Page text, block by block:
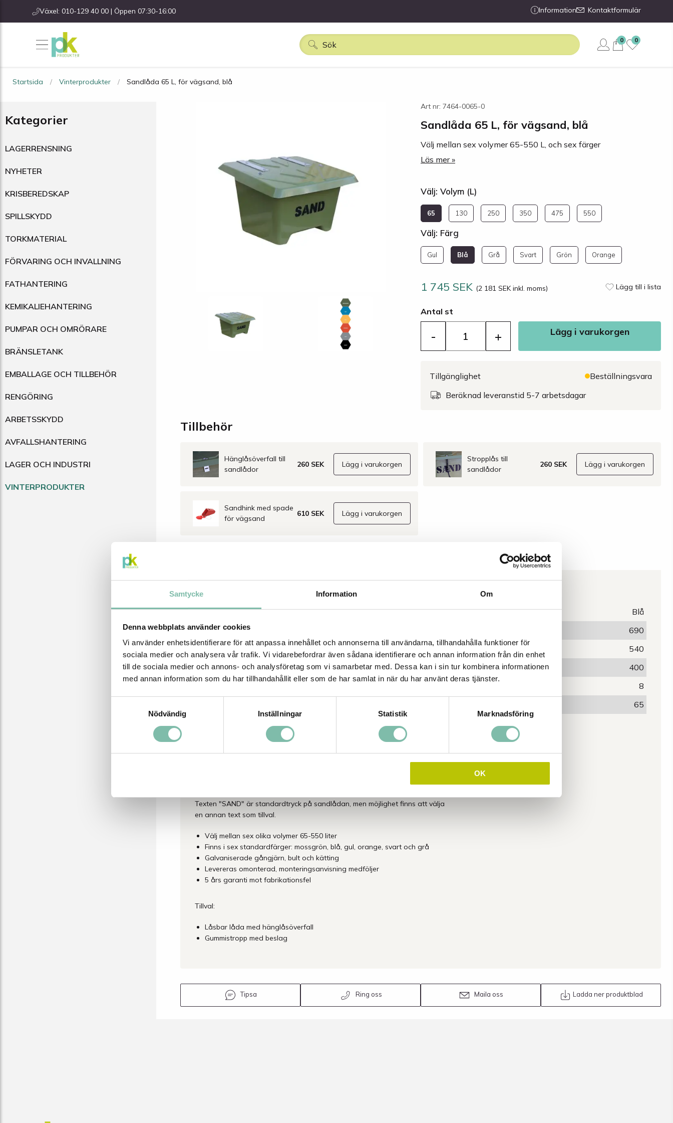
Samtycke Information Om
Denna webbplats använder cookies
Vi använder enhetsidentifierare för att anpassa innehållet och annonserna till användarna, tillhandahålla funktioner för
sociala medier och analysera vår trafik. Vi vidarebefordrar även sådana identifierare och annan information från din enhet
till de sociala medier och annons- och analysföretag som vi samarbetar med. Dessa kan i sin tur kombinera informationen
med annan information som du har tillhandahållit eller som de har samlat in när du har använt deras tjänster.
Nödvändig
Inställningar Statistik Marknadsföring
OK
Växel: 010-129 40 00 | Öppen 07:30-16:00 Information Kontaktformulär
0 0
Startsida Vinterprodukter Sandlåda 65 L, för vägsand, blå
Kategorier
LAGERRENSNING
NYHETER
KRISBEREDSKAP
SPILLSKYDD
TORKMATERIAL
FÖRVARING OCH INVALLNING
FATHANTERING
KEMIKALIEHANTERING
PUMPAR OCH OMRÖRARE
BRÄNSLETANK
EMBALLAGE OCH TILLBEHÖR
RENGÖRING
ARBETSSKYDD
AVFALLSHANTERING
LAGER OCH INDUSTRI
VINTERPRODUKTER
Art nr: 7464-0065-0
Sandlåda 65 L, för vägsand, blå
Välj mellan sex volymer 65-550 L, och sex färger
Läs mer »
Välj: Volym (L)
65 130 250 350 475 550
Välj: Färg
Gul Blå Grå Svart Grön Orange
1 745 SEK (2 181 SEK inkl. moms) Lägg till i lista
Antal st
- + Lägg i varukorgen
Tillgänglighet
Beställningsvara
Beräknad leveranstid 5-7 arbetsdagar
Tillbehör
Hänglåsöverfall till
sandlådor
260 SEK Lägg i varukorgen
Stropplås till
sandlådor
260 SEK Lägg i varukorgen
Sandhink med spade
för vägsand
610 SEK Lägg i varukorgen
Vårahögkvalitativa sandlådori vakuuminjicerad polyester erbjuder en
korrugerat lock ger extra stabilitet och styrka, och både insida och utsida är
helt släta för en säker och stilren finish utan råytor. Alla beslag, inklusive
gångjärn, bultar och kätting, är galvaniserade för att stå emot väder och
vind. Invändigt finns en kätting monterad som håller locket uppe i ett bekvämt
läge när det är öppet.
För enkel hantering är varje sandlåda utrustad med 10 cm höga ben, vilket
eller salt och designade för att smälta in i omgivningen med ett praktiskt och
busshållplatser, järnvägsstationer, parkeringsplatser, torg och vid
Texten "SAND" är standardtryck på sandlådan, men möjlighet finns att välja
en annan text som tillval.
Välj mellan sex olika volymer 65-550 liter
Finns i sex standardfärger: mossgrön, blå, gul, orange, svart och grå
Galvaniserade gångjärn, bult och kätting
Levereras omonterad, monteringsanvisning medföljer
5 års garanti mot fabrikationsfel
Tillval:
Låsbar låda med hänglåsöverfall
Gummistropp med beslag
Färg
Blå
690
Djup (mm)
540
Höjd (mm)
400
Vikt (kg)
8
65
Tipsa Ring oss Maila oss Ladda ner produktblad